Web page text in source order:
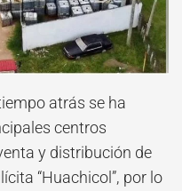
atrás se ha
centros
y distribución de
“Huachicol”, por lo